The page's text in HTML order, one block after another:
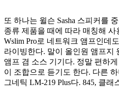
또 하나는 윌슨 Sasha 스피커를
종류 제품을 때에 따라 매칭해
Wslim Pro로 네트워크 앰프인데
라이빙한다. 말이 올인원 앰프지
앰프 겸 소스 기기다. 정말 편하
이 조합으로 듣기도 한다. 다른
그네틱 LM-219 Plus다. 845, 클